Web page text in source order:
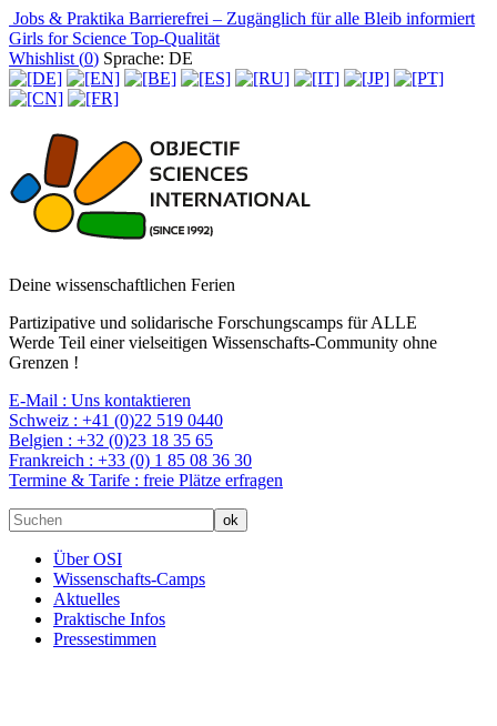
Jobs & Praktika Barrierefrei – Zugänglich für alle Bleib informiert
Girls for Science Top-Qualität
Whishlist (0) Sprache: DE
Deine wissenschaftlichen Ferien
Partizipative und solidarische Forschungscamps für ALLE
Werde Teil einer vielseitigen Wissenschafts-Community ohne
Grenzen !
E-Mail : Uns kontaktieren
Schweiz : +41 (0)22 519 0440
Belgien : +32 (0)23 18 35 65
Frankreich : +33 (0) 1 85 08 36 30
Termine & Tarife : freie Plätze erfragen
Über OSI
Wissenschafts-Camps
Aktuelles
Praktische Infos
Pressestimmen